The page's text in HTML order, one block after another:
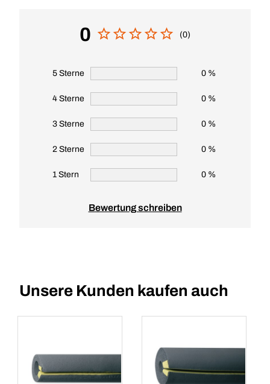
0 (0)
5 Sterne 0 %
4 Sterne 0 %
3 Sterne 0 %
2 Sterne 0 %
1 Stern 0 %
Bewertung schreiben
Unsere Kunden kaufen auch